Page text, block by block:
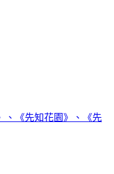
、《先知花園》、《先